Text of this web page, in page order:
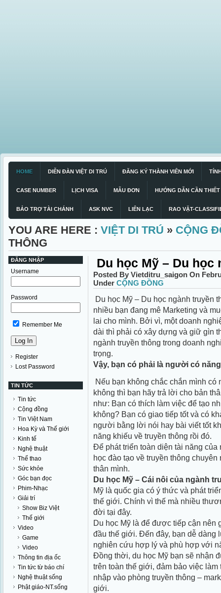
HOME DIỄN ĐÀN VIỆT DI TRÚ ĐĂNG KÝ THÀNH VIÊN MỚI
CASE NUMBER LỊCH VISA MẪU ĐƠN HƯỚNG DẪN CẦN THIẾT
BẢO TRỢ TÀI CHÁNH ASK NVC LIÊN LẠC RAO VẶT-
YOU ARE HERE : VIỆT DI TRÚ » CỘNG
THÔNG
ĐĂNG NHẬP
Username
Password
Remember Me
Register
Lost Password
TIN TỨC
Tin tức
Cộng đồng
Tin Việt Nam
Hoa Kỳ và Thế giới
Kinh tế
Nghệ thuật
Thể thao
Sức khỏe
Góc bạn đọc
Phim-Nhạc
Giải trí
Show Biz Việt
Thế giới
Video
Game
Video
Thông tin địa ốc
Tin tức từ báo chí
Nghệ thuật sống
Phật giáo-NT.sống
Du học Mỹ – Du học
Posted By Vietditru_saigon On
Under CỘNG ĐỒNG
Du học Mỹ – Du học ngành truyền
nhiều bạn đang mê Marketing và
lai cho mình. Bởi vì, một doanh
dài thì phải có xây dựng và giữ gìn
ngành truyền thông trong doanh
trọng.
Vậy, bạn có phải là người có
Nếu bạn không chắc chắn mình có
không thì bạn hãy trả lời cho bản
như: Bạn có thích làm việc để tạo
không? Bạn có giao tiếp tốt và có
người bằng lời nói hay bài viết tốt
năng khiếu về truyền thông rồi đó.
Để phát triển toàn diện tài năng của
học đào tạo về truyền thông
thân mình.
Du học Mỹ – Cái nôi của ngành
Mỹ là quốc gia có ý thức và phát
thế giới. Chính vì thế mà nhiều
đời tại đây.
Du học Mỹ là để được tiếp cận nên
đầu thế giới. Đến đây, bạn dễ dàng
nghiên cứu hợp lý và phù hợp với
Đồng thời, du học Mỹ bạn sẽ nhận
trên toàn thế giới, đảm bảo việc
nhập vào phòng truyền thông –
giới.